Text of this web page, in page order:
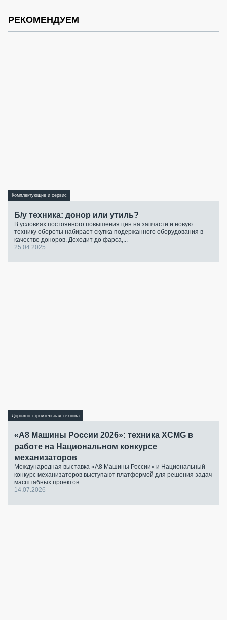
РЕКОМЕНДУЕМ
Комплектующие и сервис
Б/у техника: донор или утиль?
В условиях постоянного повышения цен на запчасти и новую
технику обороты набирает скупка подержанного оборудования в
качестве доноров. Доходит до фарса,...
25.04.2025
Дорожно-строительная техника
«А8 Машины России 2026»: техника XCMG в
работе на Национальном конкурсе
механизаторов
Международная выставка «А8 Машины России» и Национальный
конкурс механизаторов выступают платформой для решения задач
масштабных проектов
14.07.2026